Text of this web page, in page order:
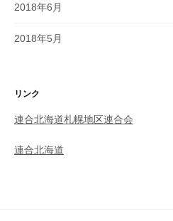
2018年6月
2018年5月
リンク
連合北海道札幌地区連合会
連合北海道